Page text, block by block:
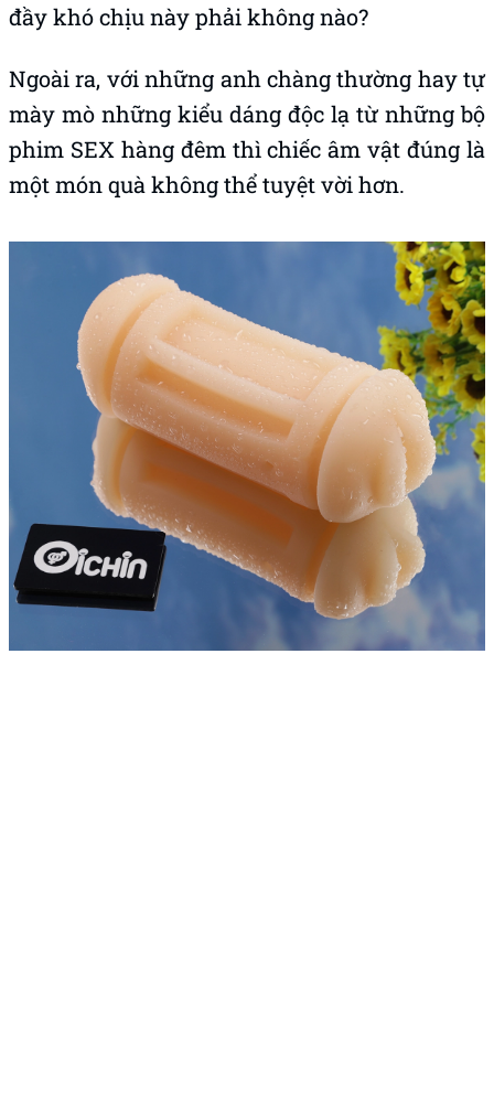
đầy khó chịu này phải không nào?
Ngoài ra, với những anh chàng thường hay tự
mày mò những kiểu dáng độc lạ từ những bộ
phim SEX hàng đêm thì chiếc âm vật đúng là
một món quà không thể tuyệt vời hơn.